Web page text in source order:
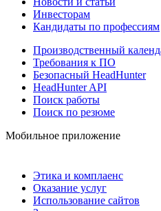
Инвесторам
Кандидаты по профессиям
Производственный
Требования к ПО
Безопасный HeadHunter
HeadHunter API
Поиск работы
Поиск по резюме
Мобильное приложение
Этика и комплаенс
Оказание услуг
Использование сайтов